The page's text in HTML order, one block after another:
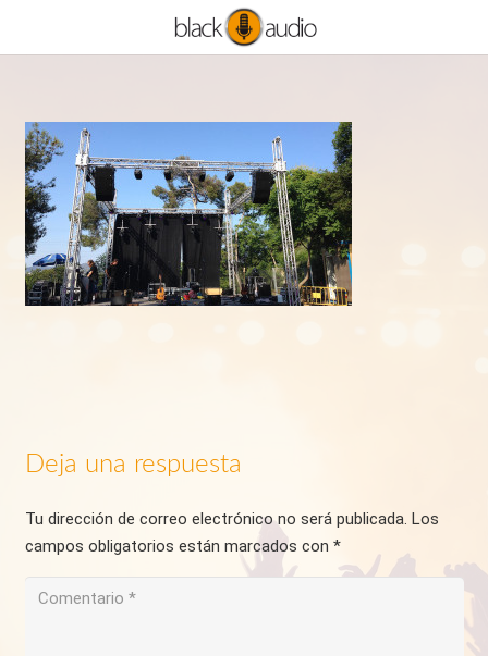
Deja una respuesta
Tu dirección de correo electrónico no será publicada. Los
campos obligatorios están marcados con *